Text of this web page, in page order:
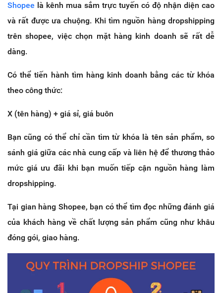
Shopee là kênh mua sắm trực tuyến có độ nhận diện cao
và rất được ưa chuộng. Khi tìm nguồn hàng dropshipping
trên shopee, việc chọn mặt hàng kinh doanh sẽ rất dễ
dàng.
Có thể tiến hành tìm hàng kinh doanh bằng các từ khóa
theo công thức:
X (tên hàng) + giá sỉ, giá buôn
Bạn cũng có thể chỉ cần tìm từ khóa là tên sản phẩm, so
sánh giá giữa các nhà cung cấp và liên hệ để thương thảo
mức giá ưu đãi khi bạn muốn tiếp cận nguồn hàng làm
dropshipping.
Tại gian hàng Shopee, bạn có thể tìm đọc những đánh giá
của khách hàng về chất lượng sản phẩm cũng như khâu
đóng gói, giao hàng.